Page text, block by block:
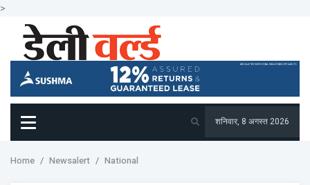
>
शनिवार, 8 अगस्त 2026
Home Newsalert National